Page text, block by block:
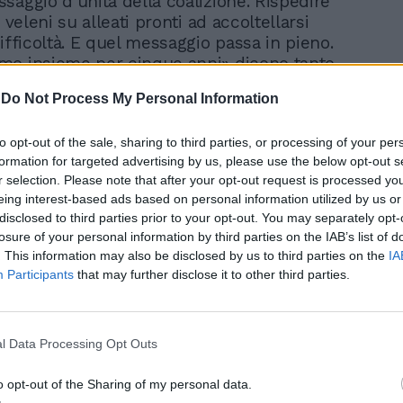
Do Not Process My Personal Information
opt-out of the sale, sharing to third parties, or processing of your
for targeted advertising by us, please use the below opt-out
selection. Please note that after your opt-out request is processed
interest-based ads based on personal information utilized by us
to third parties prior to your opt-out. You may separately
of your personal information by third parties on the IAB’s list of
This information may also be disclosed by us to third parties on the
Participants that may further disclose it to other third parties.
Data Processing Opt Outs
opt-out of the Sharing of my personal data.
su alleati pronti ad accoltellarsi
E quel messaggio passa in pieno.
insieme per cinque anni» dicono tanto
d’Italia - siamo uniti, abbiamo
fingono di farsi la guerra ma sono
dopo il voto».
parte con un po’ di ritardo, c’è
ipotizza un forfait dell’ultimo minuto del
Berlusconi è al suo posto, si fa
un video «emozionale», poi ripercorre
aver messo le mani nelle tasche degli
raccogliendo l’applauso più sincero,
alla politica estera e inevitabilmente
storico accordo di Pratica di Mare
a far stringere la mano a Vladimir Putin